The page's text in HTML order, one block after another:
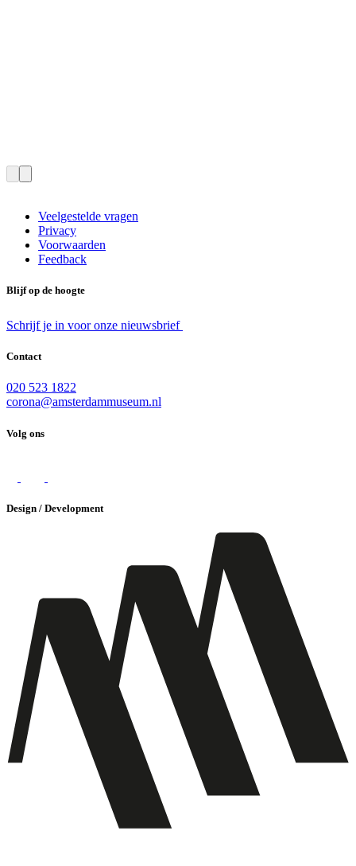
Veelgestelde vragen
Privacy
Voorwaarden
Feedback
Blijf op de hoogte
Schrijf je in voor onze nieuwsbrief
Contact
020 523 1822
corona@amsterdammuseum.nl
Volg ons
Design / Development